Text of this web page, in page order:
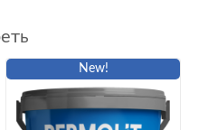
New!